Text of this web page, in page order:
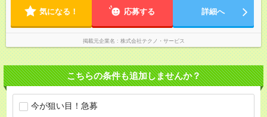
気になる！ 応募する 詳細へ
掲載元企業名 株式会社テクノ・サービス
こちらの条件も追加しませんか？
今が狙い目！急募